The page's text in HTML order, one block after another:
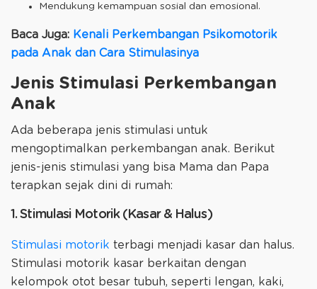
Mendukung kemampuan sosial dan emosional.
Baca Juga: Kenali Perkembangan Psikomotorik
pada Anak dan Cara Stimulasinya
Jenis Stimulasi Perkembangan
Anak
Ada beberapa jenis stimulasi untuk
mengoptimalkan perkembangan anak. Berikut
jenis-jenis stimulasi yang bisa Mama dan Papa
terapkan sejak dini di rumah:
1. Stimulasi Motorik (Kasar & Halus)
Stimulasi motorik terbagi menjadi kasar dan halus.
Stimulasi motorik kasar berkaitan dengan
kelompok otot besar tubuh, seperti lengan, kaki,